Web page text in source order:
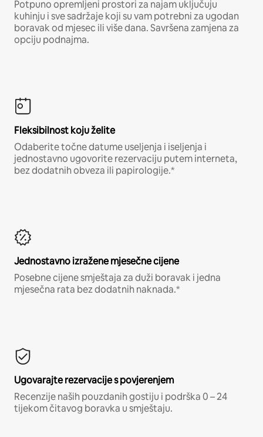
Potpuno opremljeni prostori za najam uključuju
kuhinju i sve sadržaje koji su vam potrebni za ugodan
boravak od mjesec ili više dana. Savršena zamjena za
opciju podnajma.
Fleksibilnost koju želite
Odaberite točne datume useljenja i iseljenja i
jednostavno ugovorite rezervaciju putem interneta,
bez dodatnih obveza ili papirologije.*
Jednostavno izražene mjesečne cijene
Posebne cijene smještaja za duži boravak i jedna
mjesečna rata bez dodatnih naknada.*
Ugovarajte rezervacije s povjerenjem
Recenzije naših pouzdanih gostiju i podrška 0 – 24
tijekom čitavog boravka u smještaju.